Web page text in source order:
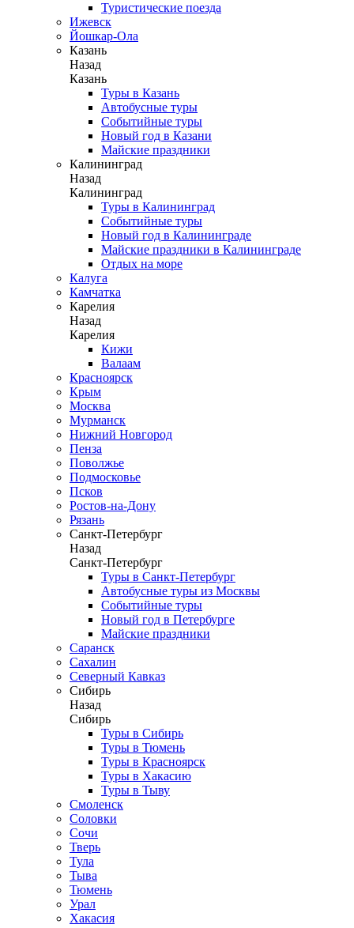
Туристические поезда
Ижевск
Йошкар-Ола
Казань
Назад
Казань
Туры в Казань
Автобусные туры
Событийные туры
Новый год в Казани
Майские праздники
Калининград
Назад
Калининград
Туры в Калининград
Событийные туры
Новый год в Калининграде
Майские праздники в Калининграде
Отдых на море
Калуга
Камчатка
Карелия
Назад
Карелия
Кижи
Валаам
Красноярск
Крым
Москва
Мурманск
Нижний Новгород
Пенза
Поволжье
Подмосковье
Псков
Ростов-на-Дону
Рязань
Санкт-Петербург
Назад
Санкт-Петербург
Туры в Санкт-Петербург
Автобусные туры из Москвы
Событийные туры
Новый год в Петербурге
Майские праздники
Саранск
Сахалин
Северный Кавказ
Сибирь
Назад
Сибирь
Туры в Сибирь
Туры в Тюмень
Туры в Красноярск
Туры в Хакасию
Туры в Тыву
Смоленск
Соловки
Сочи
Тверь
Тула
Тыва
Тюмень
Урал
Хакасия